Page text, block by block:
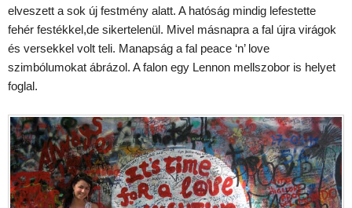
elveszett a sok új festmény alatt. A hatóság mindig lefestette
fehér festékkel,de sikertelenül. Mivel másnapra a fal újra virágok
és versekkel volt teli. Manapság a fal peace ‘n’ love
szimbólumokat ábrázol. A falon egy Lennon mellszobor is helyet
foglal.